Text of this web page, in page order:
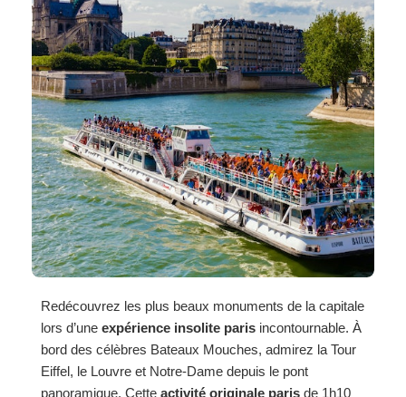
Redécouvrez les plus beaux monuments de la capitale
lors d’une expérience insolite paris incontournable. À
bord des célèbres Bateaux Mouches, admirez la Tour
Eiffel, le Louvre et Notre-Dame depuis le pont
panoramique. Cette activité originale paris de 1h10